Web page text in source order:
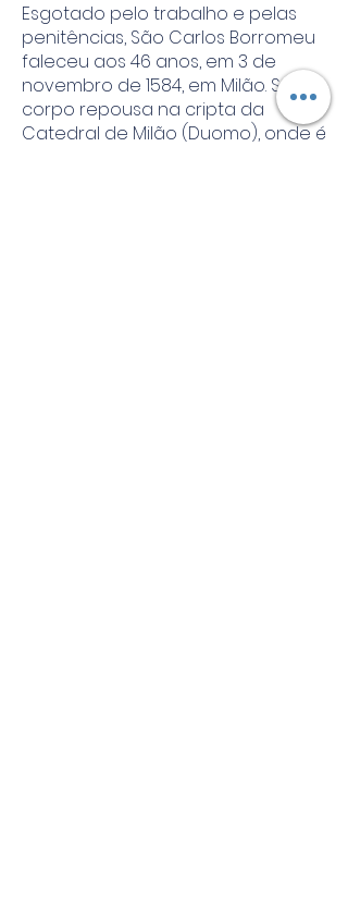
Esgotado pelo trabalho e pelas
penitências, São Carlos Borromeu
faleceu aos 46 anos, em 3 de
novembro de 1584, em Milão. Seu
corpo repousa na cripta da
Catedral de Milão (Duomo), onde é